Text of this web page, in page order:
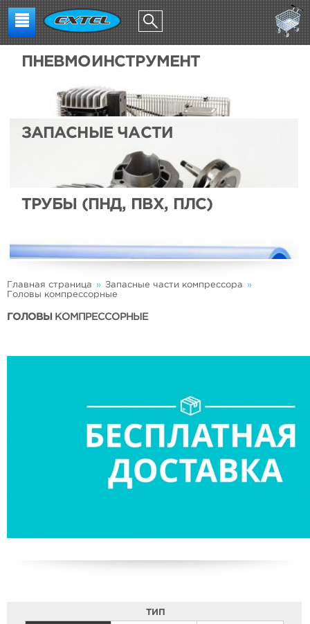
ЗАПАСНЫЕ ЧАСТИ
ТРУБЫ (ПНД, ПВХ, ПЛС)
Главная страница » Запасные части компрессора
»
Головы компрессорные
ГОЛОВЫ КОМПРЕССОРНЫЕ
ТИП